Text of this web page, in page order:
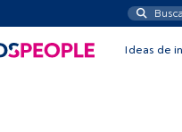
Ideas de